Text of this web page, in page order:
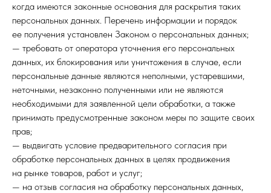
когда имеются законные основания для раскрытия таких
персональных данных. Перечень информации и порядок
ее получения установлен Законом о персональных данных;
— требовать от оператора уточнения его персональных
данных, их блокирования или уничтожения в случае, если
персональные данные являются неполными, устаревшими,
неточными, незаконно полученными или не являются
необходимыми для заявленной цели обработки, а также
принимать предусмотренные законом меры по защите своих
прав;
— выдвигать условие предварительного согласия при
обработке персональных данных в целях продвижения
на рынке товаров, работ и услуг;
— на отзыв согласия на обработку персональных данных,